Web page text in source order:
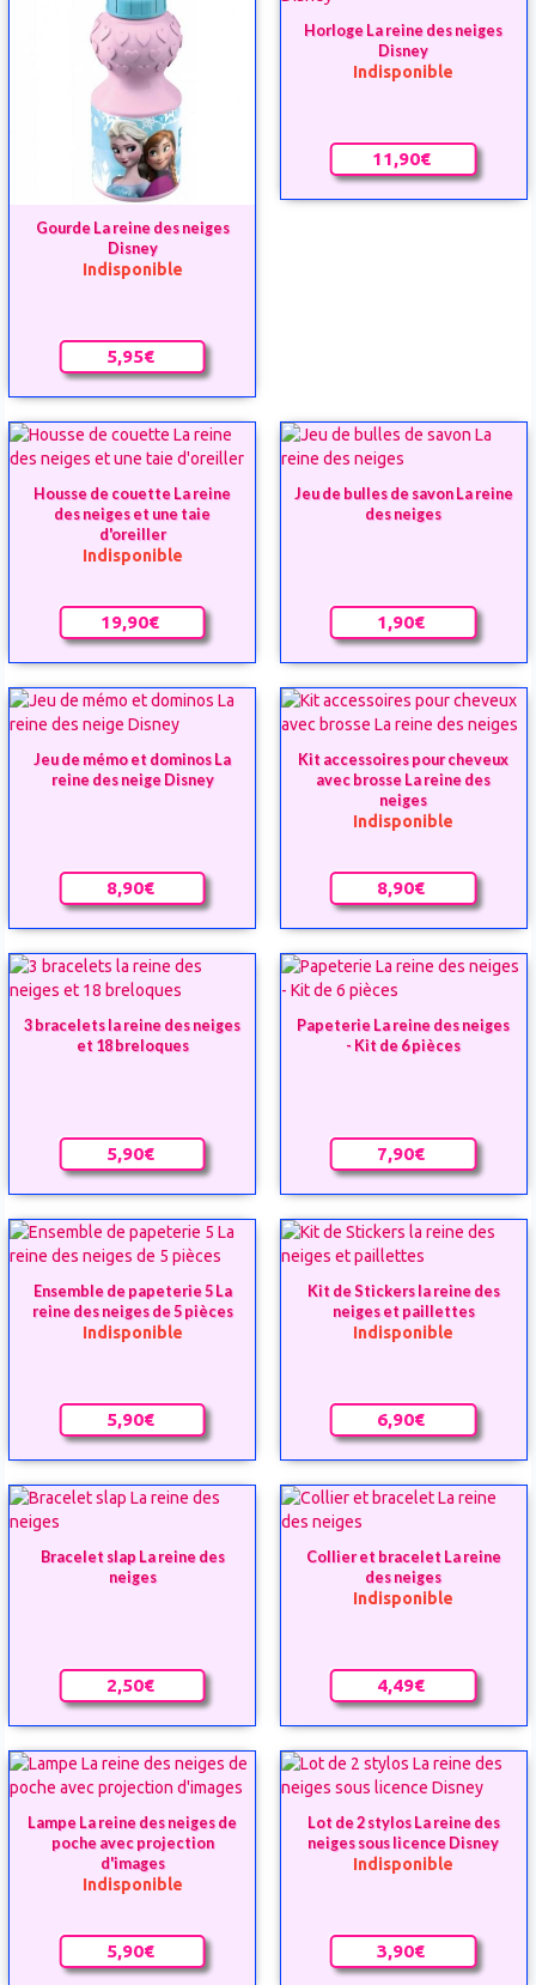
Gourde La reine des neiges
Disney
5,95€
Indisponible
Horloge La reine des neiges
Disney
11,90€
Indisponible
Housse de couette La reine
des neiges et une taie
d'oreiller
19,90€
Indisponible
Jeu de bulles de savon La reine
des neiges
1,90€
Jeu de mémo et dominos La
reine des neige Disney
8,90€
Kit accessoires pour cheveux
avec brosse La reine des
neiges
8,90€
Indisponible
3 bracelets la reine des neiges
et 18 breloques
5,90€
Papeterie La reine des neiges
- Kit de 6 pièces
7,90€
Ensemble de papeterie 5 La
reine des neiges de 5 pièces
5,90€
Indisponible
Kit de Stickers la reine des
neiges et paillettes
6,90€
Indisponible
Bracelet slap La reine des
neiges
2,50€
Collier et bracelet La reine
des neiges
4,49€
Indisponible
Lampe La reine des neiges de
poche avec projection
d'images
5,90€
Indisponible
Lot de 2 stylos La reine des
neiges sous licence Disney
3,90€
Indisponible